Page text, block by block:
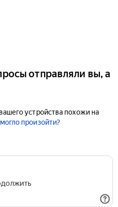
отправляли вы, а
устройства похожи на
произойти?